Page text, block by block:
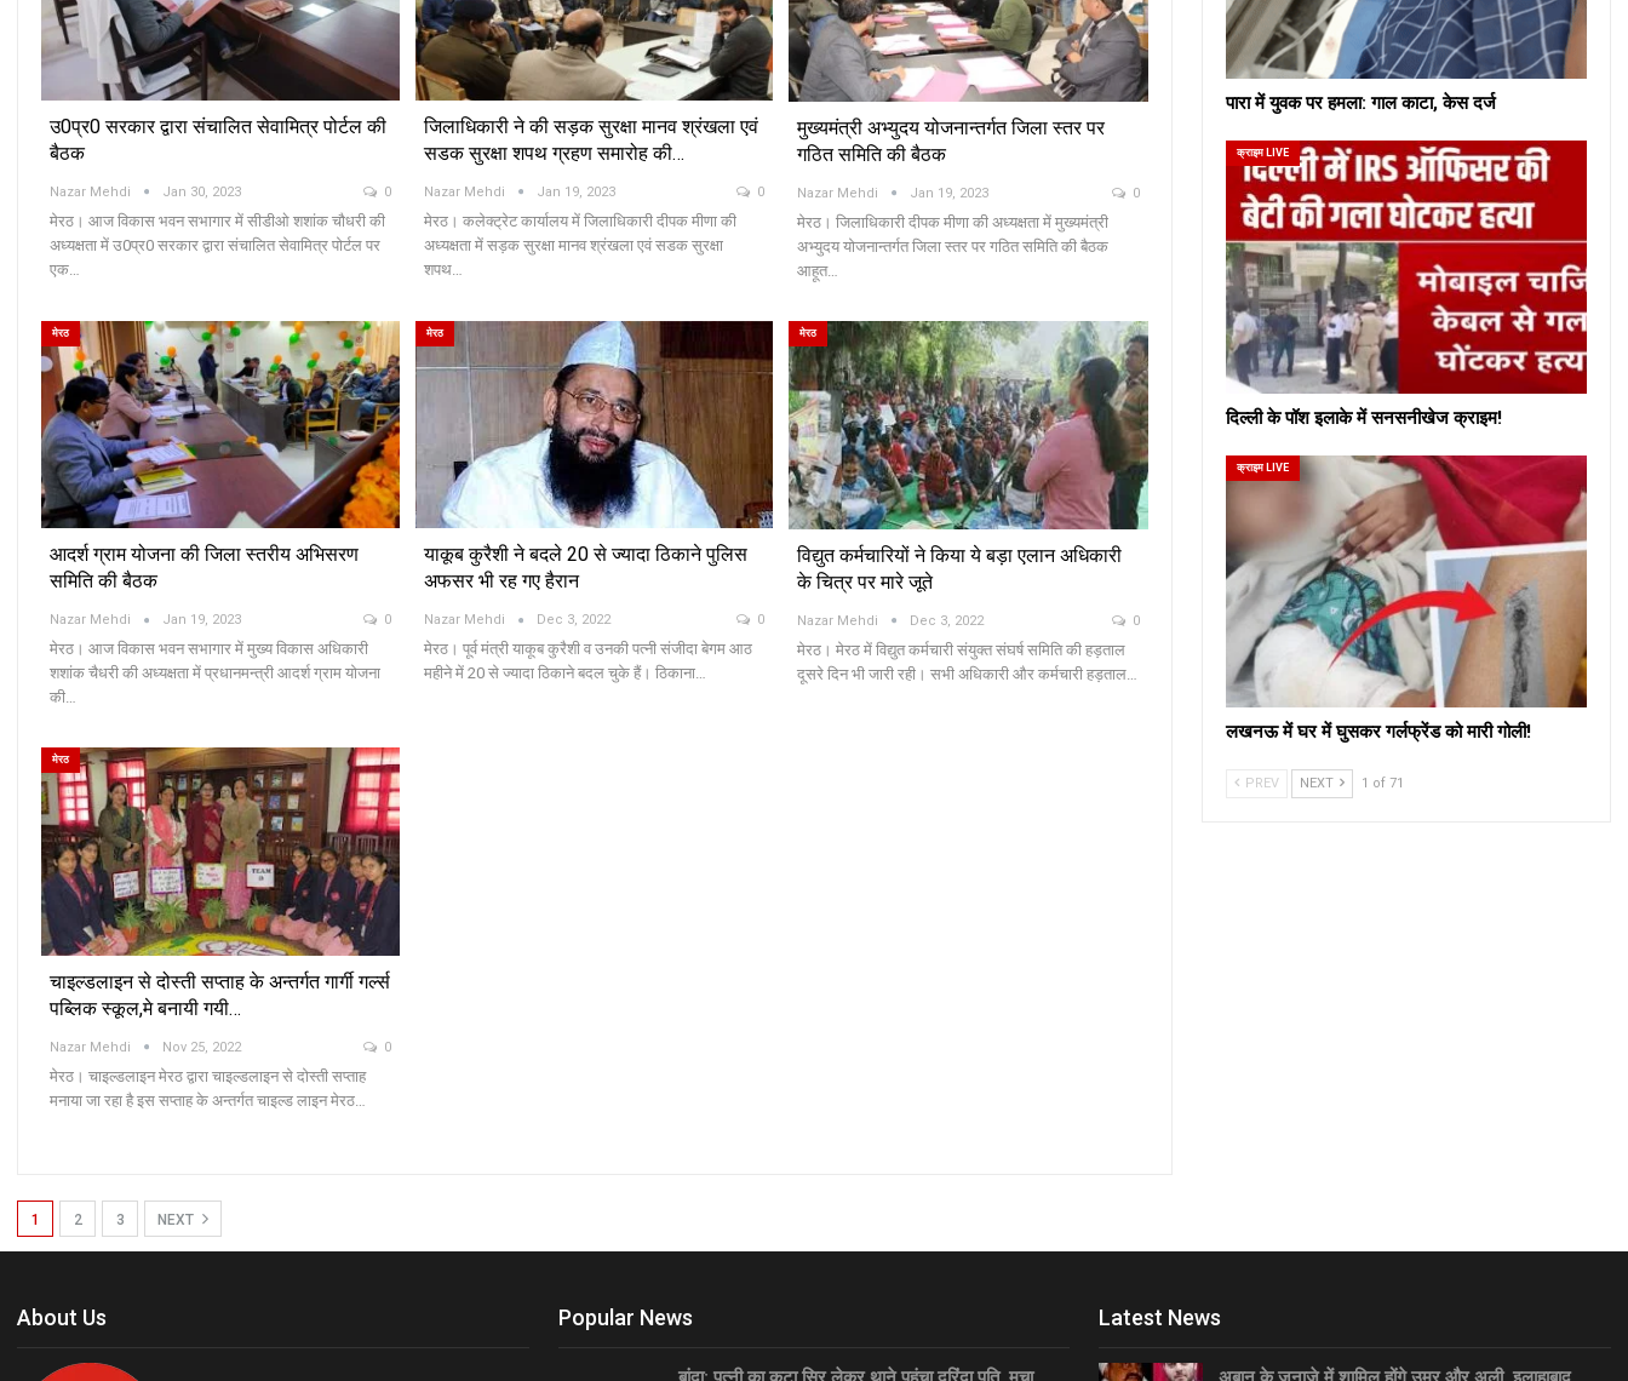
उ0प्र0 सरकार द्वारा संचालित सेवामित्र पोर्टल की
बैठक
Nazar Mehdi Jan 30, 2023 0
मेरठ। आज विकास भवन सभागार में सीडीओ शशांक चौधरी की
अध्यक्षता में उ0प्र0 सरकार द्वारा संचालित सेवामित्र पोर्टल पर
एक…
जिलाधिकारी ने की सड़क सुरक्षा मानव श्रंखला एवं
सडक सुरक्षा शपथ ग्रहण समारोह की…
Nazar Mehdi Jan 19, 2023 0
मेरठ। कलेक्ट्रेट कार्यालय में जिलाधिकारी दीपक मीणा की
अध्यक्षता में सड़क सुरक्षा मानव श्रंखला एवं सडक सुरक्षा
शपथ…
मुख्यमंत्री अभ्युदय योजनान्तर्गत जिला स्तर पर
गठित समिति की बैठक
Nazar Mehdi Jan 19, 2023 0
मेरठ। जिलाधिकारी दीपक मीणा की अध्यक्षता में मुख्यमंत्री
अभ्युदय योजनान्तर्गत जिला स्तर पर गठित समिति की बैठक
आहूत…
मेरठ
आदर्श ग्राम योजना की जिला स्तरीय अभिसरण
समिति की बैठक
Nazar Mehdi Jan 19, 2023 0
मेरठ। आज विकास भवन सभागार में मुख्य विकास अधिकारी
शशांक चैधरी की अध्यक्षता में प्रधानमन्त्री आदर्श ग्राम योजना
की…
मेरठ
याकूब कुरैशी ने बदले 20 से ज्यादा ठिकाने पुलिस
अफसर भी रह गए हैरान
Nazar Mehdi Dec 3, 2022 0
मेरठ। पूर्व मंत्री याकूब कुरैशी व उनकी पत्नी संजीदा बेगम आठ
महीने में 20 से ज्यादा ठिकाने बदल चुके हैं। ठिकाना…
मेरठ
विद्युत कर्मचारियों ने किया ये बड़ा एलान अधिकारी
के चित्र पर मारे जूते
Nazar Mehdi Dec 3, 2022 0
मेरठ। मेरठ में विद्युत कर्मचारी संयुक्त संघर्ष समिति की हड़ताल
दूसरे दिन भी जारी रही। सभी अधिकारी और कर्मचारी हड़ताल…
मेरठ
चाइल्डलाइन से दोस्ती सप्ताह के अन्तर्गत गार्गी गर्ल्स
पब्लिक स्कूल,मे बनायी गयी…
Nazar Mehdi Nov 25, 2022 0
मेरठ। चाइल्डलाइन मेरठ द्वारा चाइल्डलाइन से दोस्ती सप्ताह
मनाया जा रहा है इस सप्ताह के अन्तर्गत चाइल्ड लाइन मेरठ…
1 2 3 NEXT
पारा में युवक पर हमला: गाल काटा, केस दर्ज
क्राइम LIVE
दिल्ली के पॉश इलाके में सनसनीखेज क्राइम!
क्राइम LIVE
लखनऊ में घर में घुसकर गर्लफ्रेंड को मारी गोली!
PREV NEXT 1 of 71
About Us Popular News Latest News